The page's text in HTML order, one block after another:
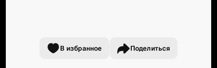
В избранное Поделиться